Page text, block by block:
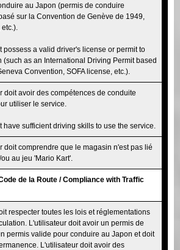
au Japon (permis de conduire
sur la Convention de Genève de 1949,
possess a valid driver's license or permit to
(such as an International Driving Permit based
Convention, SOFA license, etc.).
doit avoir des compétences de conduite
utiliser le service.
have sufficient driving skills to use the service.
doit comprendre que le magasin n'est pas lié
au jeu 'Mario Kart'.
de la Route / Compliance with Traffic
respecter toutes les lois et réglementations
L'utilisateur doit avoir un permis de
permis valide pour conduire au Japon et doit
L'utilisateur doit avoir des